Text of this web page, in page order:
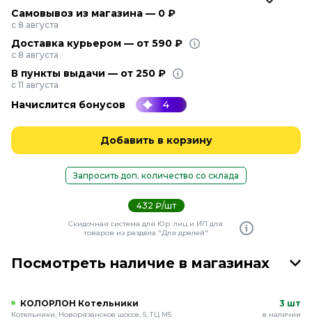
Самовывоз из магазина — 0 ₽
с 8 августа
Доставка курьером — от 590 ₽
с 8 августа
В пункты выдачи — от 250 ₽
с 11 августа
Начислится бонусов 4
Добавить в корзину
Запросить доп. количество со склада
432 ₽/шт
Скидочная система для Юр. лиц и ИП для
товаров из раздела "Для дрелей"
Посмотреть наличие в магазинах
КОЛОРЛОН Котельники
Котельники, Новорязанское шоссе, 5, ТЦ М5
3 шт
в наличии